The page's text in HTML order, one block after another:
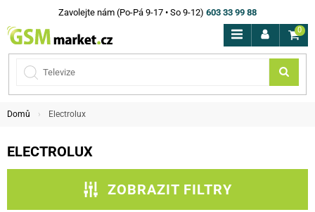
Zavolejte nám (Po-Pá 9-17 • So 9-12) 603 33 99 88
0
Domů Electrolux
ELECTROLUX
ZOBRAZIT FILTRY